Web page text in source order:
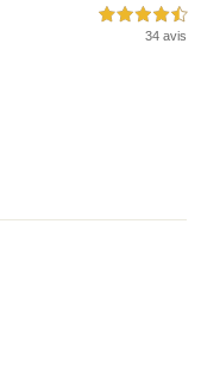
4,5 étoiles sur 5
34 avis